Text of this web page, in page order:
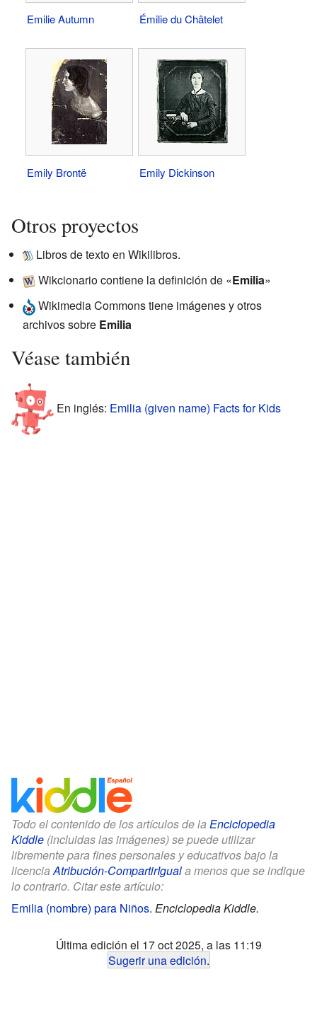
Emilie Autumn Émilie du Châtelet
Emily Brontë Emily Dickinson
Otros proyectos
Libros de texto en Wikilibros.
Wikcionariocontiene la definición de «Emilia»
Wikimedia Commonstiene imágenes y otros
archivos sobre Emilia
Véase también
En inglés: Emilia (given name) Facts for Kids
Todo el contenido de los artículos de la Enciclopedia
Kiddle (incluidas las imágenes) se puede utilizar
libremente para fines personales y educativos bajo la
licencia Atribución-CompartirIguala menos que se indique
lo contrario. Citar este artículo:
Emilia (nombre) para Niños. Enciclopedia Kiddle.
Última edición el 17 oct 2025, a las 11:19
Sugerir una edición.